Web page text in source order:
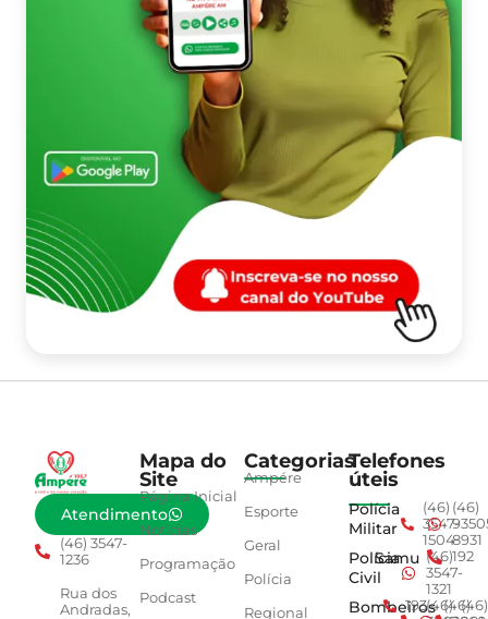
Atendimento
(46) 3547-
1236
Rua dos
Andradas,
Mapa do
Site
Página Inicial
Notícias
Programação
Podcast
Categorias
Ampére
Esporte
Geral
Polícia
Regional
Telefones
úteis
Polícia
Militar
(46)
3547-
1504
(46)
8931
Polícia
Civil
Samu (46)
3547-
1321
192
Bombeiros
193(46)(46)(46)